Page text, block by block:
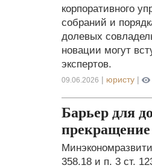
корпоративного
собраний и
долевых
новации могут
экспертов.
09.06.2026 | юристу |
Барьер для
358.18 и п. 3 ст.